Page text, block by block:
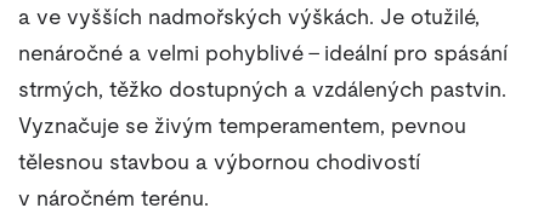
a ve vyšších nadmořských výškách. Je otužilé,
nenáročné a velmi pohyblivé – ideální pro spásání
strmých, těžko dostupných a vzdálených pastvin.
Vyznačuje se živým temperamentem, pevnou
tělesnou stavbou a výbornou chodivostí
v náročném terénu.